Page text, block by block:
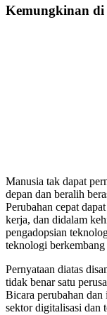
Kemungkinan di
Manusia tak dapat
depan dan beralih
Perubahan cepat
kerja, dan didalam
pengadopsian
teknologi
Pernyataan diatas
tidak benar satu
Bicara perubahan
sektor digitalisasi dan